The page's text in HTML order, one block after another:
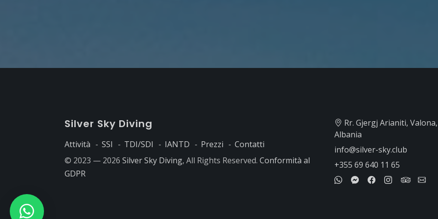
Silver Sky Diving
Attività SSI TDI/SDI IANTD Prezzi
Contatti
© 2023 — 2026 Silver Sky Diving, All Rights Reserved. Conformità al
GDPR
Rr. Gjergj Arianiti,
Albania
info@silver-sky.club
+355 69 640 11 65